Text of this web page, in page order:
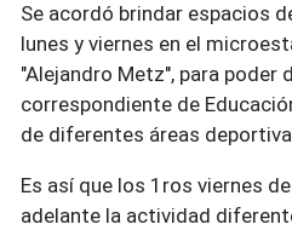
Se acordó brindar espacios
lunes y viernes en el
"Alejandro Metz", para poder
correspondiente de
de diferentes áreas
Es así que los 1ros viernes
adelante la actividad